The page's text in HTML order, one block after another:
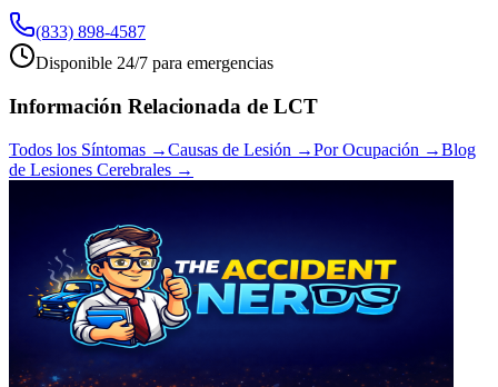
(833) 898-4587
Disponible 24/7 para emergencias
Información Relacionada de LCT
Todos los Síntomas →Causas de Lesión →Por Ocupación →Blog
de Lesiones Cerebrales →